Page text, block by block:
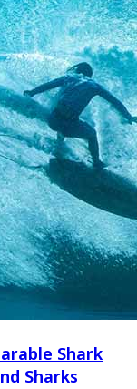
Shark
Sharks